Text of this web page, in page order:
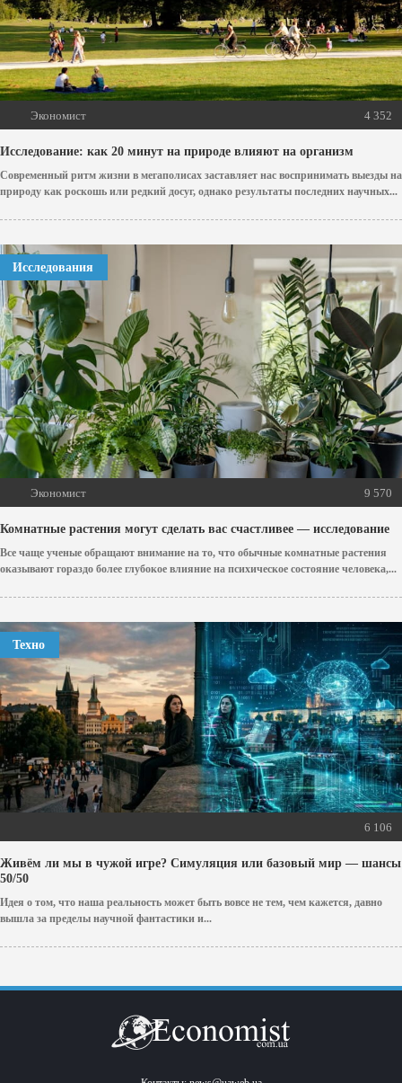
Экономист 4 352
Исследование: как 20 минут на природе влияют на организм
Современный ритм жизни в мегаполисах заставляет нас воспринимать выезды на
природу как роскошь или редкий досуг, однако результаты последних научных...
Исследования
Экономист 9 570
Комнатные растения могут сделать вас счастливее — исследование
Все чаще ученые обращают внимание на то, что обычные комнатные растения
оказывают гораздо более глубокое влияние на психическое состояние человека,...
Техно
6 106
Живём ли мы в чужой игре? Симуляция или базовый мир — шансы
50/50
Идея о том, что наша реальность может быть вовсе не тем, чем кажется, давно
вышла за пределы научной фантастики и...